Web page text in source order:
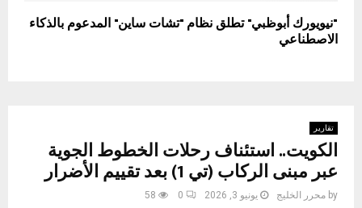
"نيويورك أبوظبي" تطلق نظام "تشات ساين" المدعوم بالذكاء
الاصطناعي
تقارير
الكويت.. استئناف رحلات الخطوط الجوية
عبر مبنى الركاب (تي 1) بعد تقييم الأضرار
by محرر الخليج يونيو 3, 2026 0
58